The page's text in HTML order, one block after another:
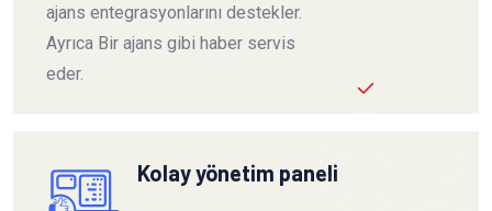
ajans entegrasyonlarını destekler.
Ayrıca Bir ajans gibi haber servis
eder.
Kolay yönetim paneli